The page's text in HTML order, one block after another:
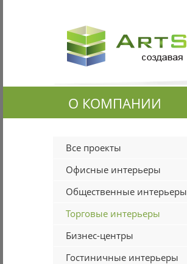
О КОМПАНИИ
Все проекты
Офисные интерьеры
Общественные интерьеры
Торговые интерьеры
Бизнес-центры
Гостиничные интерьеры